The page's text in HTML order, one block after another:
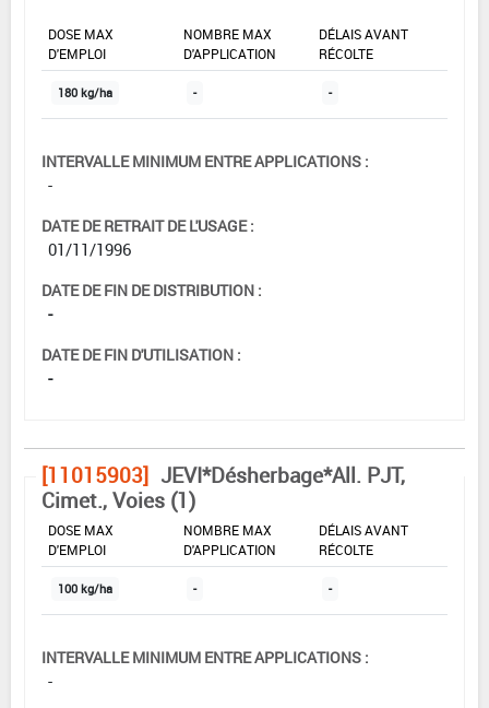
DOSE MAX
D'EMPLOI
NOMBRE MAX
D'APPLICATION
DÉLAIS AVANT
RÉCOLTE
180 kg/ha - -
INTERVALLE MINIMUM ENTRE APPLICATIONS :
-
DATE DE RETRAIT DE L'USAGE :
01/11/1996
DATE DE FIN DE DISTRIBUTION :
-
DATE DE FIN D'UTILISATION :
-
[11015903] JEVI*Désherbage*All. PJT,
Cimet., Voies (1)
DOSE MAX
D'EMPLOI
NOMBRE MAX
D'APPLICATION
DÉLAIS AVANT
RÉCOLTE
100 kg/ha - -
INTERVALLE MINIMUM ENTRE APPLICATIONS :
-